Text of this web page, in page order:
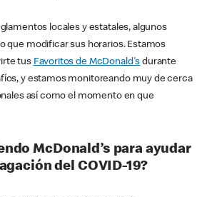
locales y estatales, algunos
que modificar sus horarios. Estamos
tus Favoritos de McDonald's durante
y estamos monitoreando muy de cerca
así como el momento en que
McDonald’s para ayudar
del COVID-19?